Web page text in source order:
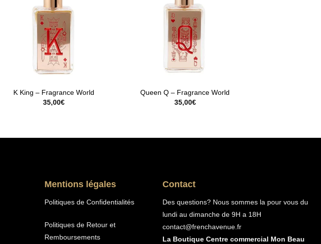
K King – Fragrance World
35,00€
Queen Q – Fragrance World
35,00€
Mentions légales
Politiques de Confidentialités
Politiques de Retour et
Remboursements
Contact
Des questions? Nous sommes la pour vous du
lundi au dimanche de 9H a 18H
contact@frenchavenue.fr
La Boutique Centre commercial Mon Beau